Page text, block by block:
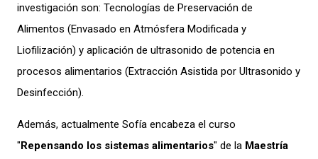
investigación son: Tecnologías de Preservación de
Alimentos (Envasado en Atmósfera Modificada y
Liofilización) y aplicación de ultrasonido de potencia en
procesos alimentarios (Extracción Asistida por Ultrasonido y
Desinfección).
Además, actualmente Sofía encabeza el curso
"Repensando los sistemas alimentarios" de la Maestría